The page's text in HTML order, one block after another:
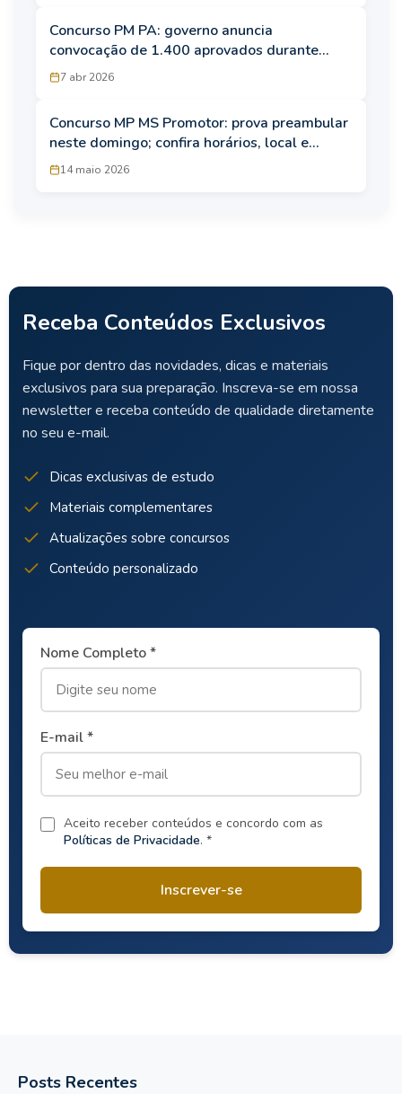
Concurso PM PA: governo anuncia
convocação de 1.400 aprovados durante
evento oficial
7 abr 2026
Concurso MP MS Promotor: prova preambular
neste domingo; confira horários, local e
regras do edital
14 maio 2026
Receba Conteúdos Exclusivos
Fique por dentro das novidades, dicas e materiais
exclusivos para sua preparação. Inscreva-se em nossa
newsletter e receba conteúdo de qualidade diretamente
no seu e-mail.
Dicas exclusivas de estudo
Materiais complementares
Atualizações sobre concursos
Conteúdo personalizado
Nome Completo *
E-mail *
Aceito receber conteúdos e concordo com as
Políticas de Privacidade. *
Inscrever-se
Posts Recentes